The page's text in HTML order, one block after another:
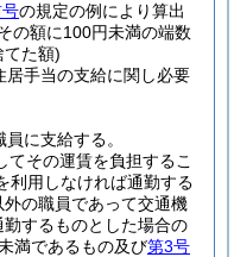
の規定の例により算出
の額に100円未満の端数
てた額)
居手当の支給に関し必要
に支給する。
その運賃を負担するこ
利用しなければ通勤する
の職員であって交通機
するものとした場合の
満であるもの及び第3号